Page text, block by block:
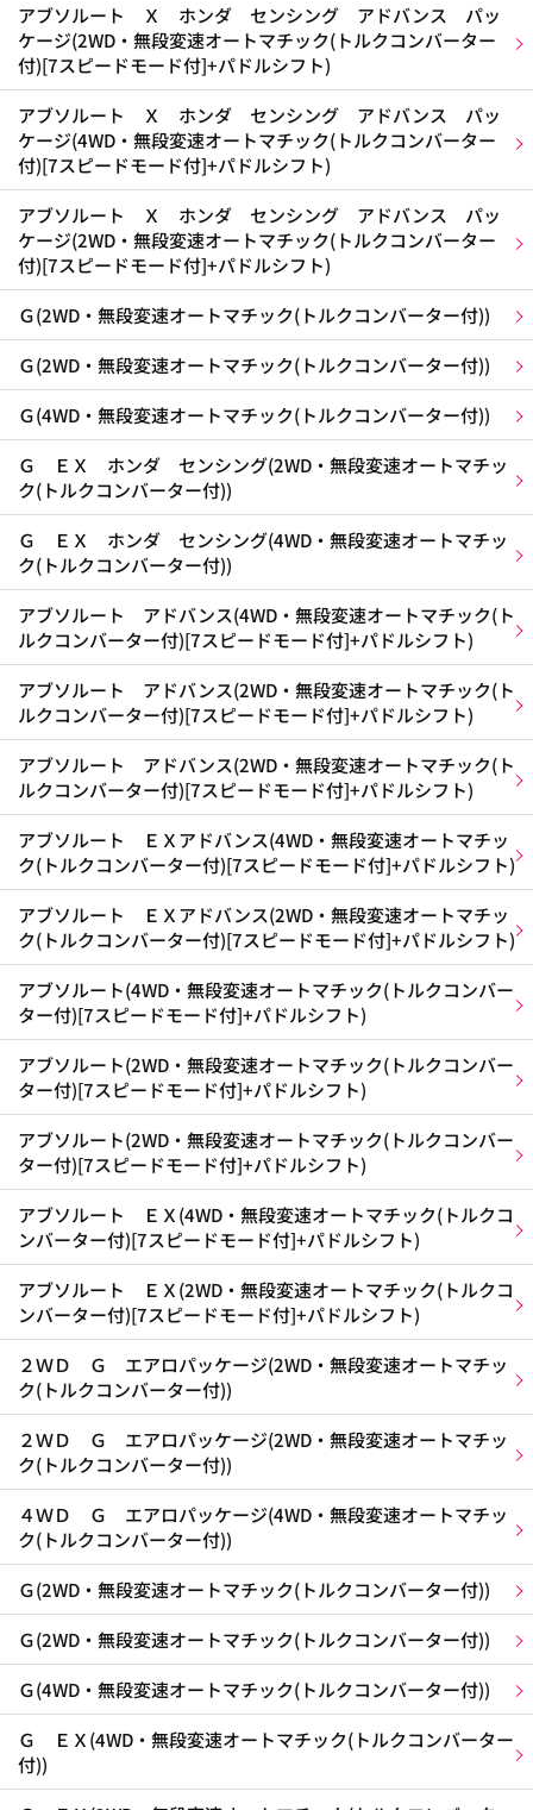
アブソルート Ｘ ホンダ センシング アドバンス パッ
ケージ(2WD・無段変速オートマチック(トルクコンバーター
付)[7スピードモード付]+パドルシフト)
アブソルート Ｘ ホンダ センシング アドバンス パッ
ケージ(4WD・無段変速オートマチック(トルクコンバーター
付)[7スピードモード付]+パドルシフト)
アブソルート Ｘ ホンダ センシング アドバンス パッ
ケージ(2WD・無段変速オートマチック(トルクコンバーター
付)[7スピードモード付]+パドルシフト)
Ｇ(2WD・無段変速オートマチック(トルクコンバーター付))
Ｇ(2WD・無段変速オートマチック(トルクコンバーター付))
Ｇ(4WD・無段変速オートマチック(トルクコンバーター付))
Ｇ ＥＸ ホンダ センシング(2WD・無段変速オートマチッ
ク(トルクコンバーター付))
Ｇ ＥＸ ホンダ センシング(4WD・無段変速オートマチッ
ク(トルクコンバーター付))
アブソルート アドバンス(4WD・無段変速オートマチック(ト
ルクコンバーター付)[7スピードモード付]+パドルシフト)
アブソルート アドバンス(2WD・無段変速オートマチック(ト
ルクコンバーター付)[7スピードモード付]+パドルシフト)
アブソルート アドバンス(2WD・無段変速オートマチック(ト
ルクコンバーター付)[7スピードモード付]+パドルシフト)
アブソルート ＥＸアドバンス(4WD・無段変速オートマチッ
ク(トルクコンバーター付)[7スピードモード付]+パドルシフト)
アブソルート ＥＸアドバンス(2WD・無段変速オートマチッ
ク(トルクコンバーター付)[7スピードモード付]+パドルシフト)
アブソルート(4WD・無段変速オートマチック(トルクコンバー
ター付)[7スピードモード付]+パドルシフト)
アブソルート(2WD・無段変速オートマチック(トルクコンバー
ター付)[7スピードモード付]+パドルシフト)
アブソルート(2WD・無段変速オートマチック(トルクコンバー
ター付)[7スピードモード付]+パドルシフト)
アブソルート ＥＸ(4WD・無段変速オートマチック(トルクコ
ンバーター付)[7スピードモード付]+パドルシフト)
アブソルート ＥＸ(2WD・無段変速オートマチック(トルクコ
ンバーター付)[7スピードモード付]+パドルシフト)
２ＷＤ Ｇ エアロパッケージ(2WD・無段変速オートマチッ
ク(トルクコンバーター付))
２ＷＤ Ｇ エアロパッケージ(2WD・無段変速オートマチッ
ク(トルクコンバーター付))
４ＷＤ Ｇ エアロパッケージ(4WD・無段変速オートマチッ
ク(トルクコンバーター付))
Ｇ(2WD・無段変速オートマチック(トルクコンバーター付))
Ｇ(2WD・無段変速オートマチック(トルクコンバーター付))
Ｇ(4WD・無段変速オートマチック(トルクコンバーター付))
Ｇ ＥＸ(4WD・無段変速オートマチック(トルクコンバーター
付))